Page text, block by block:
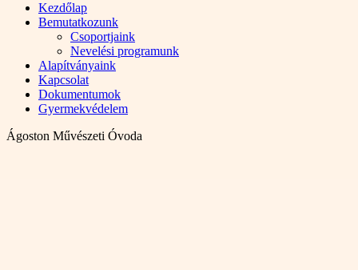
Kezdőlap
Bemutatkozunk
Csoportjaink
Nevelési programunk
Alapítványaink
Kapcsolat
Dokumentumok
Gyermekvédelem
Ágoston Művészeti Óvoda